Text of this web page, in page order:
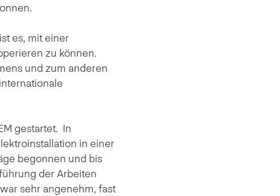
es, mit einer
zu können.
und zum anderen
gestartet. In
in einer
begonnen und bis
der Arbeiten
sehr angenehm, fast